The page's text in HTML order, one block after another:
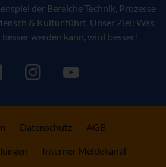
der Bereiche Technik, Prozesse
& Kultur führt. Unser Ziel: Was
werden kann, wird besser!
Datenschutz AGB
Interner Meldekanal